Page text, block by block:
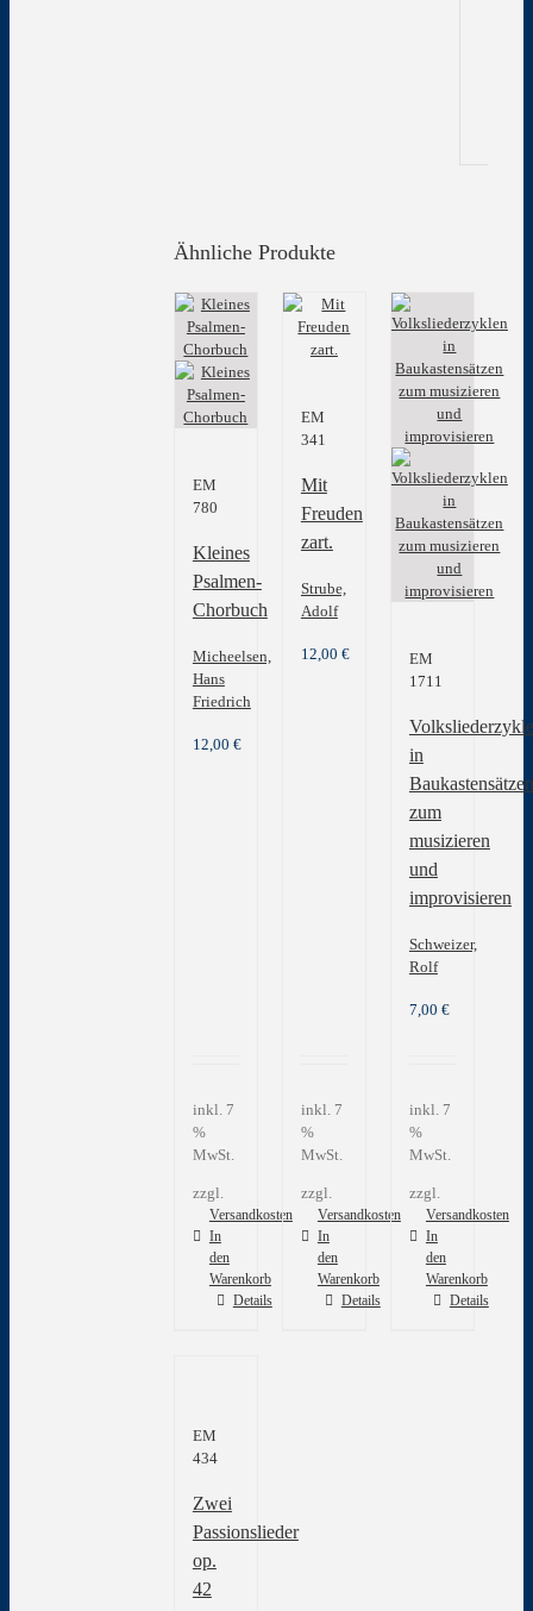
Ähnliche Produkte
EM
780
Kleines
Psalmen-
Chorbuch
Micheelsen,
Hans
Friedrich
12,00 €
inkl. 7
%
MwSt.
zzgl.
Versandkosten
In
den
Warenkorb
Details
EM
341
Mit
Freuden
zart.
Strube,
Adolf
12,00 €
inkl. 7
%
MwSt.
zzgl.
Versandkosten
In
den
Warenkorb
Details
EM
1711
in
Baukastensätzen
zum
musizieren
und
improvisieren
Schweizer,
Rolf
7,00 €
inkl. 7
%
MwSt.
zzgl.
Versandkosten
In
den
Warenkorb
Details
EM
434
Zwei
Passionslieder
op.
42